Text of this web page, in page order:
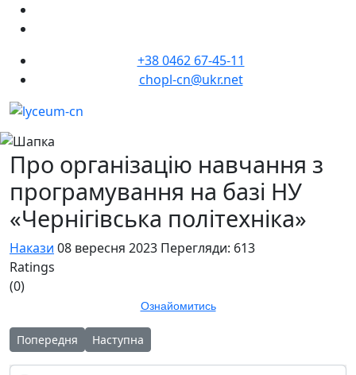
+38 0462 67-45-11
chopl-cn@ukr.net
Про організацію навчання з
програмування на базі НУ
«Чернігівська політехніка»
Накази 08 вересня 2023 Перегляди: 613
Ratings
(0)
Ознайомитись
Попередня стаття: Про надання освітніх послуг понад
Попередня Наступна стаття: Про структуру 2023/2024
Наступна